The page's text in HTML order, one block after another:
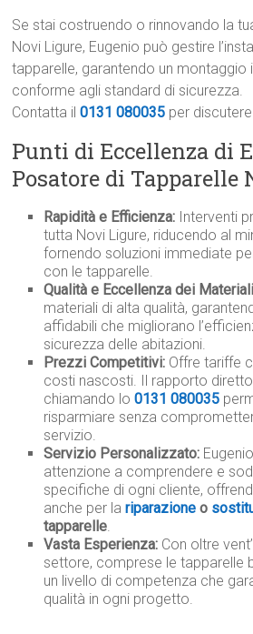
Se stai costruendo o rinnovando la
Novi Ligure, Eugenio può gestire
tapparelle, garantendo un montaggio
conforme agli standard di sicurezza.
Contatta il0131 080035 per
Punti di Eccellenza di
Posatore di Tapparelle
Rapidità e Efficienza: Interventi
tutta Novi Ligure, riducendo al
fornendo soluzioni immediate
con le tapparelle.
Qualità e Eccellenza dei
materiali di alta qualità,
affidabili che migliorano
sicurezza delle abitazioni.
Prezzi Competitivi: Offre tariffe
costi nascosti. Il rapporto
chiamando lo0131 080035
risparmiare senza
servizio.
Servizio Personalizzato:
attenzione a comprendere e
specifiche di ogni cliente,
anche per lariparazioneo
tapparelle.
Vasta Esperienza: Con oltre
settore, comprese le tapparelle
un livello di competenza che
qualità in ogni progetto.